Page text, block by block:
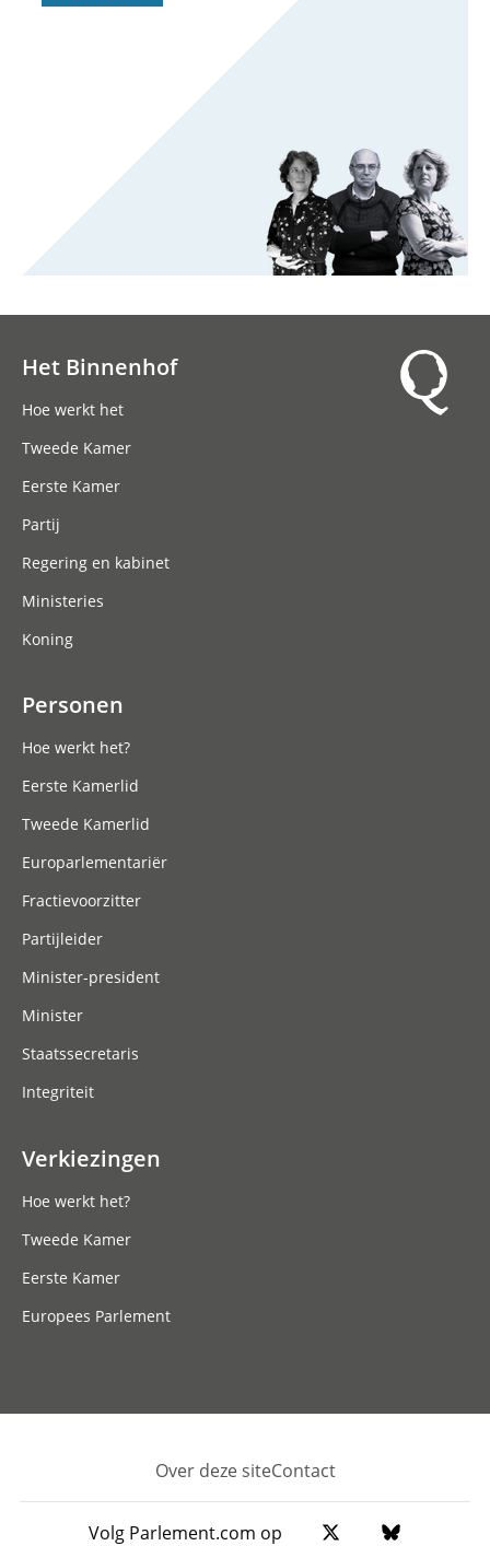
Het Binnenhof
Hoe werkt het
Tweede Kamer
Eerste Kamer
Partij
Regering en kabinet
Ministeries
Koning
Personen
Hoe werkt het?
Eerste Kamerlid
Tweede Kamerlid
Europarlementariër
Fractievoorzitter
Partijleider
Minister-president
Minister
Staatssecretaris
Integriteit
Verkiezingen
Hoe werkt het?
Tweede Kamer
Eerste Kamer
Europees Parlement
Footer
Over deze siteContact
Volg Parlement.com op